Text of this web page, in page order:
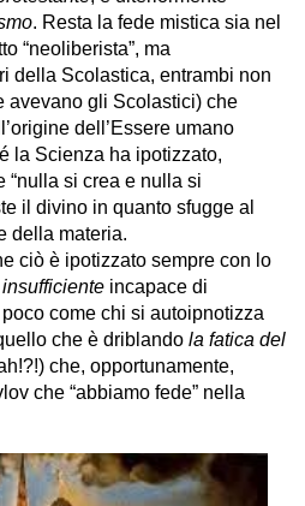
. Resta la fede mistica sia nel
“neoliberista”, ma
della Scolastica, entrambi non
avevano gli Scolastici) che
dell’Essere umano
la Scienza ha ipotizzato,
“nulla si crea e nulla si
il divino in quanto sfugge al
della materia.
ciò è ipotizzato sempre con lo
incapace di
come chi si autoipnotizza
che è driblando la fatica del
che, opportunamente,
che “abbiamo fede” nella